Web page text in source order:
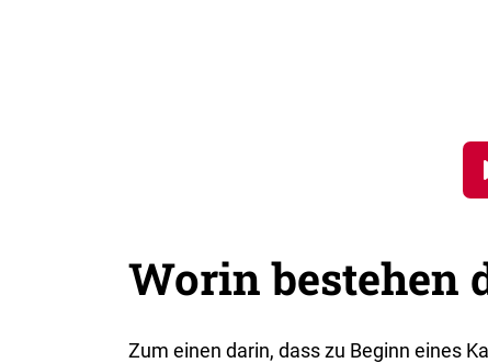
Worin bestehen
Zum einen darin, dass zu Beginn eines